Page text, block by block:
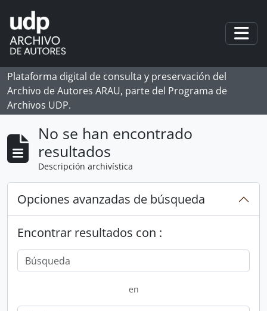
Skip to main content
Plataforma digital de consulta y preservación del
Archivo de Autores ARAU, parte del Programa de
Archivos UDP.
No se han encontrado
resultados
Descripción archivística
Opciones avanzadas de búsqueda
Encontrar resultados con :
en